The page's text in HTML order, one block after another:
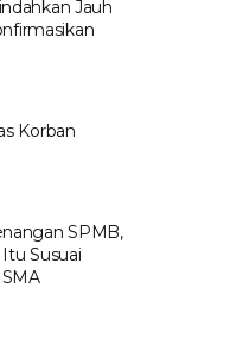
Jauh
Korban
SPMB,
Susuai